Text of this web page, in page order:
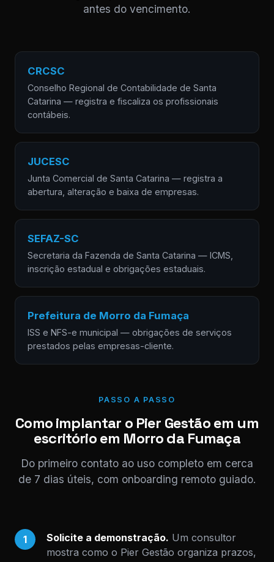
antes do vencimento.
CRCSC
Conselho Regional de Contabilidade de Santa
Catarina — registra e fiscaliza os profissionais
contábeis.
JUCESC
Junta Comercial de Santa Catarina — registra a
abertura, alteração e baixa de empresas.
SEFAZ-SC
Secretaria da Fazenda de Santa Catarina — ICMS,
inscrição estadual e obrigações estaduais.
Prefeitura de Morro da Fumaça
ISS e NFS-e municipal — obrigações de serviços
prestados pelas empresas-cliente.
PASSO A PASSO
Como implantar o Pier Gestão em um
escritório em Morro da Fumaça
Do primeiro contato ao uso completo em cerca
de 7 dias úteis, com onboarding remoto guiado.
1 Solicite a demonstração. Um consultor
mostra como o Pier Gestão organiza prazos,